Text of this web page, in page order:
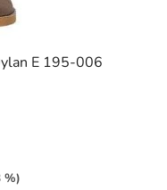
E 195-006
%)